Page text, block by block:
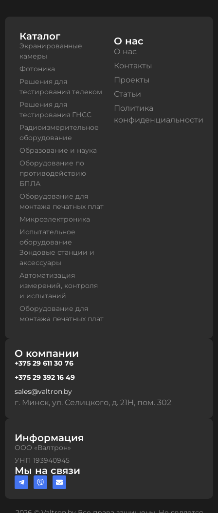
Каталог
Экранированные
камеры
Фотоника
Решения для
тестирования телеком
Решения для
тестирования ГНСС
Радиоизмерительное
оборудование
Образование и наука
Оборудование по
противодействию
БПЛА
Оборудование для
монтажа печатных плат
Микроэлектроника
Испытательное
оборудование
Зондовые станции и
аксессуары
Автоматизация
измерений, контроля
и испытаний
Оборудование для
монтажа печатных плат
О нас
О нас
Контакты
Проекты
Статьи
Политика
конфиденциальности
О компании
+375 29 611 30 76
+375 29 392 16 49
sales@valtron.by
г. Минск, ул. Селицкого, д. 21Н, пом. 302
Информация
ООО «Валтрон»
УНП 193940945
Мы на связи